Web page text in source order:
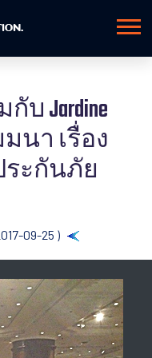
บ Jardine
มนา เรื่อง
ะกันภัย
09-25 )